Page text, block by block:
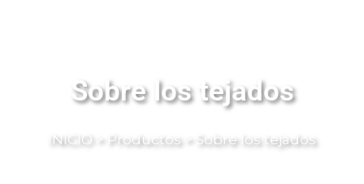
Sobre los tejados
INICIO > Productos> Sobre los tejados